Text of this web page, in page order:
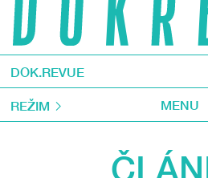
DOK.REVUE
REŽIM MENU